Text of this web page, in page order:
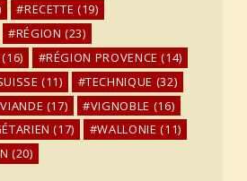
RECETTE (19)
RÉGION (23)
(16) RÉGION PROVENCE (14)
(11) TECHNIQUE (32)
VIANDE (17) VIGNOBLE (16)
(17) WALLONIE (11)
(20)